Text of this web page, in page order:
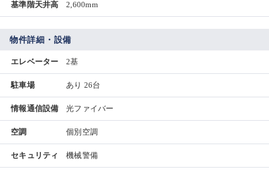
基準階天井高 2,600mm
物件詳細・設備
エレベーター 2基
駐車場 あり 26台
情報通信設備 光ファイバー
空調 個別空調
セキュリティ 機械警備